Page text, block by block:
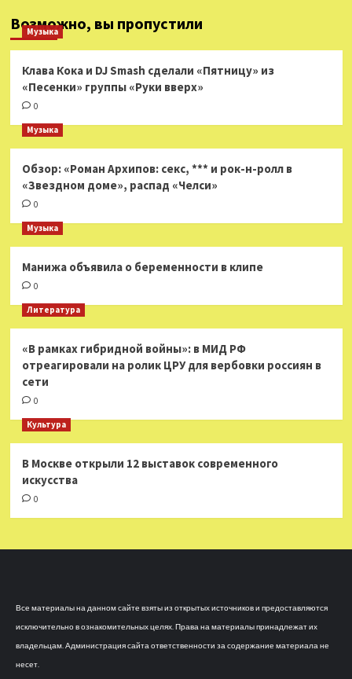
Возможно, вы пропустили
Музыка
Клава Кока и DJ Smash сделали «Пятницу» из
«Песенки» группы «Руки вверх»
0
Музыка
Обзор: «Роман Архипов: секс, *** и рок-н-ролл в
«Звездном доме», распад «Челси»
0
Музыка
Манижа объявила о беременности в клипе
0
Литература
«В рамках гибридной войны»: в МИД РФ
отреагировали на ролик ЦРУ для вербовки россиян в
сети
0
Культура
В Москве открыли 12 выставок современного
искусства
0
Все материалы на данном сайте взяты из открытых источников и предоставляются
исключительно в ознакомительных целях. Права на материалы принадлежат их
владельцам. Администрация сайта ответственности за содержание материала не
несет.